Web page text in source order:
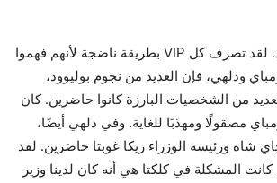
ساتادرو دوتا: بالتأكيد. لقد تصرف كل VIP بطريقة ناضجة لأنهم فهموا
ودلهي، فإن العديد من نجوم بوليوود،
من الشخصيات البارزة كانوا حاضرين. كان
مصقولًا ومهذبًا للغاية. وفي دلهي أيضًا،
شاه ورئيسة الوزراء ريكا غوبتا حاضرين. لقد
المشكلة في كلكتا هي أنه كان لدينا وزير